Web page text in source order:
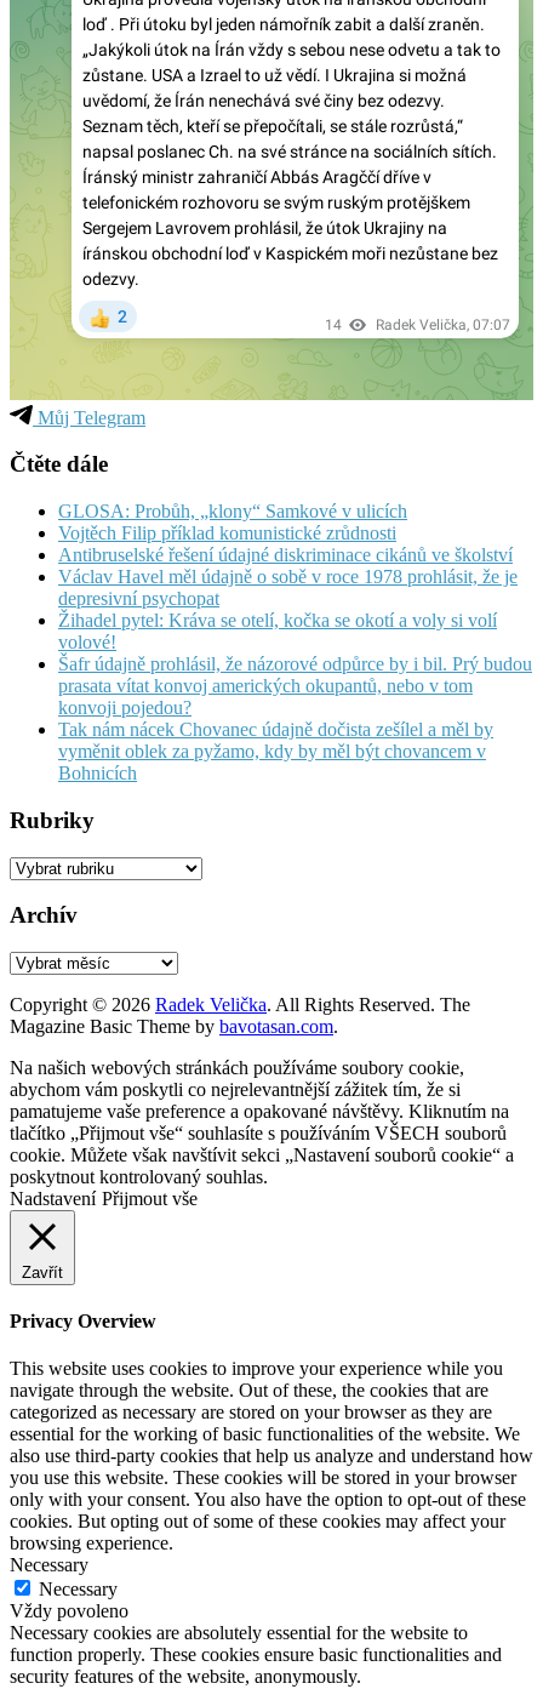
Můj Telegram
Čtěte dále
GLOSA: Probůh, „klony“ Samkové v ulicích
Vojtěch Filip příklad komunistické zrůdnosti
Antibruselské řešení údajné diskriminace cikánů ve školství
Václav Havel měl údajně o sobě v roce 1978 prohlásit, že je
depresivní psychopat
Žihadel pytel: Kráva se otelí, kočka se okotí a voly si volí
volové!
Šafr údajně prohlásil, že názorové odpůrce by i bil. Prý budou
prasata vítat konvoj amerických okupantů, nebo v tom
konvoji pojedou?
Tak nám nácek Chovanec údajně dočista zešílel a měl by
vyměnit oblek za pyžamo, kdy by měl být chovancem v
Bohnicích
Rubriky
Rubriky
Archív
Archív
Copyright © 2026 Radek Velička. All Rights Reserved. The
Magazine Basic Theme by bavotasan.com.
Na našich webových stránkách používáme soubory cookie,
abychom vám poskytli co nejrelevantnější zážitek tím, že si
pamatujeme vaše preference a opakované návštěvy. Kliknutím na
tlačítko „Přijmout vše“ souhlasíte s používáním VŠECH souborů
cookie. Můžete však navštívit sekci „Nastavení souborů cookie“ a
poskytnout kontrolovaný souhlas.
Nadstavení Přijmout vše
Zavřít
Privacy Overview
This website uses cookies to improve your experience while you
navigate through the website. Out of these, the cookies that are
categorized as necessary are stored on your browser as they are
essential for the working of basic functionalities of the website. We
also use third-party cookies that help us analyze and understand how
you use this website. These cookies will be stored in your browser
only with your consent. You also have the option to opt-out of these
cookies. But opting out of some of these cookies may affect your
browsing experience.
Necessary
Necessary
Vždy povoleno
Necessary cookies are absolutely essential for the website to
function properly. These cookies ensure basic functionalities and
security features of the website, anonymously.